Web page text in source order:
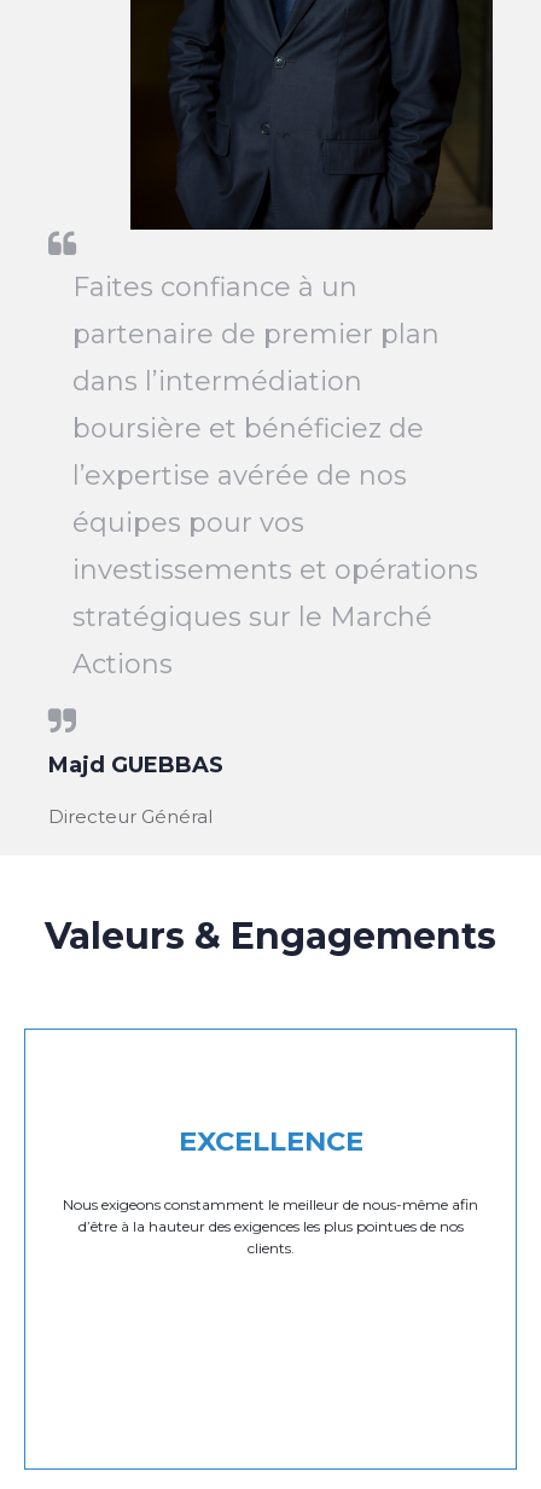
Faites confiance à un
partenaire de premier plan
dans l’intermédiation
boursière et bénéficiez de
l’expertise avérée de nos
équipes pour vos
investissements et opérations
stratégiques sur le Marché
Actions
Majd GUEBBAS
Directeur Général
Valeurs & Engagements
EXCELLENCE
Nous exigeons constamment le meilleur de nous-même afin
d’être à la hauteur des exigences les plus pointues de nos
clients.